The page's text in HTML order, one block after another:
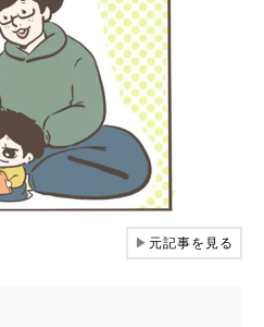
▶元記事を見る